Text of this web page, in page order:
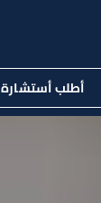
أطلب أستشارة